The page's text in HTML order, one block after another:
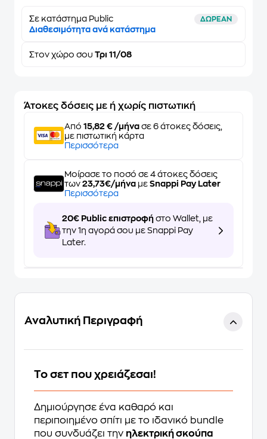
Σε κατάστημα Public ΔΩΡΕΑΝ
Διαθεσιμότητα ανά κατάστημα
Στον χώρο σου Τρι 11/08
Άτοκες δόσεις με ή χωρίς πιστωτική
Από 15,82 € /μήνα σε 6 άτοκες δόσεις,
με πιστωτική κάρτα
Περισσότερα
Μοίρασε το ποσό σε 4 άτοκες δόσεις
των 23,73€/μήνα με Snappi Pay Later
Περισσότερα
20€ Public επιστροφή στο Wallet, με
την 1η αγορά σου με Snappi Pay
Later.
Αναλυτική Περιγραφή
Το σετ που χρειάζεσαι!
Δημιούργησε ένα καθαρό και
περιποιημένο σπίτι με το ιδανικό bundle
που συνδυάζει την ηλεκτρική σκούπα